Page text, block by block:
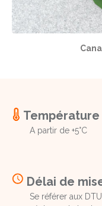
A partir de +5°C
Délai de
Se référer aux